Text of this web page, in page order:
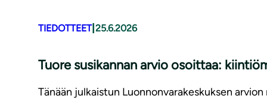
TIEDOTTEET| 25.6.2026
Tuore susikannan arvio osoittaa:
Tänään julkaistun Luonnonvarakeskuksen